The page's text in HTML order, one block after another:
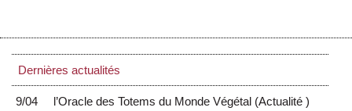
Dernières actualités
9/04 l’Oracle des Totems du Monde Végétal (Actualité)